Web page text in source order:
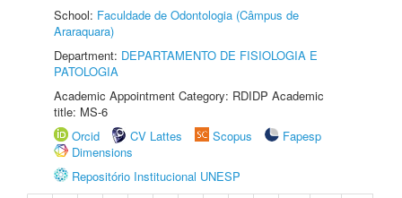
School: Faculdade de Odontologia (Câmpus de
Araraquara)
Department: DEPARTAMENTO DE FISIOLOGIA E
PATOLOGIA
Academic Appointment Category: RDIDP Academic
title: MS-6
Orcid
CV Lattes Scopus
Fapesp
Dimensions
Repositório Institucional UNESP